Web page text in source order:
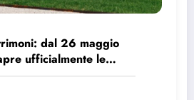
dal 26 maggio
ufficialmente le